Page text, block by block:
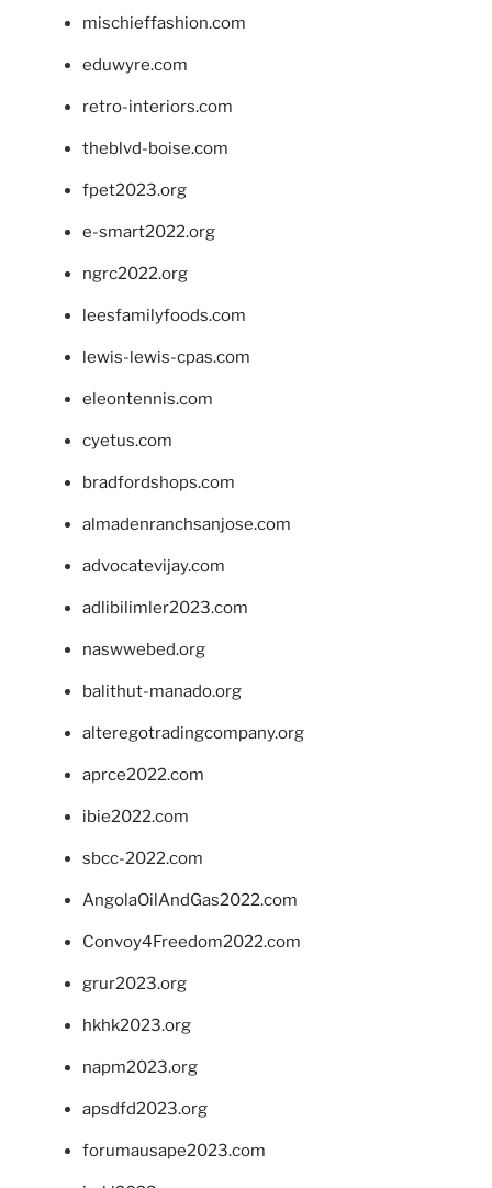
mischieffashion.com
eduwyre.com
retro-interiors.com
theblvd-boise.com
fpet2023.org
e-smart2022.org
ngrc2022.org
leesfamilyfoods.com
lewis-lewis-cpas.com
eleontennis.com
cyetus.com
bradfordshops.com
almadenranchsanjose.com
advocatevijay.com
adlibilimler2023.com
naswwebed.org
balithut-manado.org
alteregotradingcompany.org
aprce2022.com
ibie2022.com
sbcc-2022.com
AngolaOilAndGas2022.com
Convoy4Freedom2022.com
grur2023.org
hkhk2023.org
napm2023.org
apsdfd2023.org
forumausape2023.com